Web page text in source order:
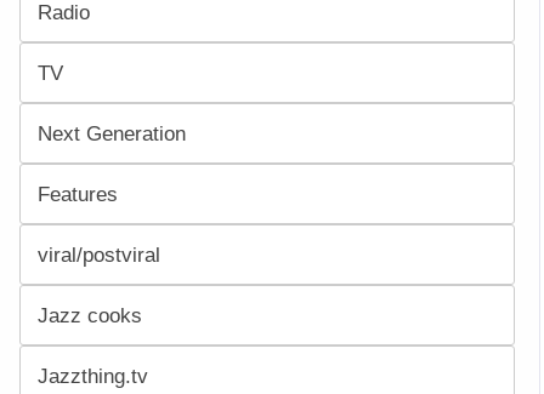
Radio
TV
Next Generation
Features
viral/postviral
Jazz cooks
Jazzthing.tv